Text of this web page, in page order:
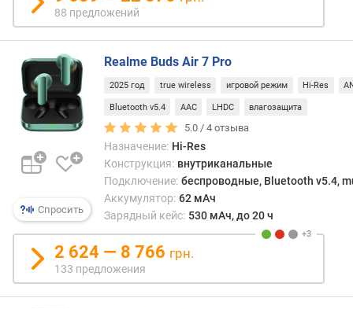
то
т
и
о
т
д
е
ш
в
ы
к
д
о
р
88 предложений
Спросить
Realme Buds Air 7 Pro
2025 год true wireless игровой режим Hi-Res
Bluetooth v5.4 AAC LHDC влагозащита
5.0 /4 отзыва
Назначение: Hi-Res
Конструкция: внутриканальные
Подключение: беспроводные, Bluetooth v5.4,
Аккумулятор: 62 мАч
Зарядный кейс: 530 мАч, до 20 ч
2 624 — 8 766 грн.
133 предложения